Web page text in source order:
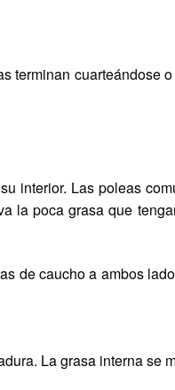
terminan cuarteándose
interior. Las poleas
la poca grasa que
de caucho a ambos
La grasa interna se